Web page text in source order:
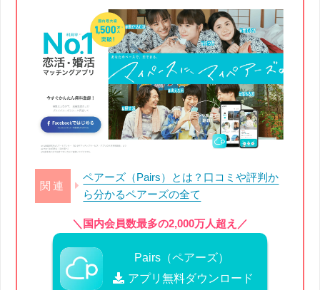
ペアーズ（Pairs）とは？口コミや評判か
ら分かるペアーズの全て
＼国内会員数最多の2,000万人超え／
Pairs（ペアーズ）
アプリ無料ダウンロード